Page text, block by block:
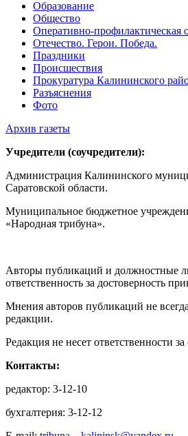
Образование
Общество
Оперативно-профилактическая
Отечество. Герои. Победа.
Праздники
Происшествия
Прокуратура Калининского
Разъяснения
Фото
Архив газеты
Учредители (соучредители):
Администрация Калининского
Саратовской области.
Муниципальное бюджетное
«Народная трибуна».
Авторы публикаций и должностные
ответственность за достоверность
Мнения авторов публикаций не
редакции.
Редакция не несет ответственности
Контакты:
редактор: 3-12-10
бухгалтерия: 3-12-12